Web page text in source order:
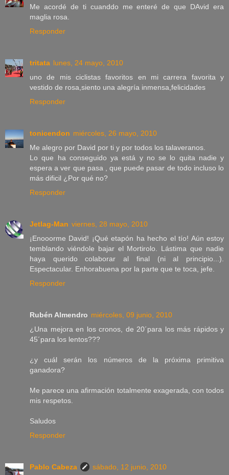
Me acordé de ti cuanddo me enteré de que DAvid era
maglia rosa.
Responder
tritata lunes, 24 mayo, 2010
uno de mis ciclistas favoritos en mi carrera favorita y
vestido de rosa,siento una alegría inmensa,felicidades
Responder
tonicendon miércoles, 26 mayo, 2010
Me alegro por David por ti y por todos los talaveranos.
Lo que ha conseguido ya está y no se lo quita nadie y
espera a ver que pasa , que puede pasar de todo incluso lo
más dificil ¿Por qué no?
Responder
Jetlag-Man viernes, 28 mayo, 2010
¡Enooorme David! ¡Qué etapón ha hecho el tío! Aún estoy
temblando viéndole bajar el Mortirolo. Lástima que nadie
haya querido colaborar al final (ni al principio...).
Espectacular. Enhorabuena por la parte que te toca, jefe.
Responder
Rubén Almendro miércoles, 09 junio, 2010
¿Una mejora en los cronos, de 20´para los más rápidos y
45´para los lentos???
¿y cuál serán los números de la próxima primitiva
ganadora?
Me parece una afirmación totalmente exagerada, con todos
mis respetos.
Saludos
Responder
Pablo Cabeza
sábado, 12 junio, 2010